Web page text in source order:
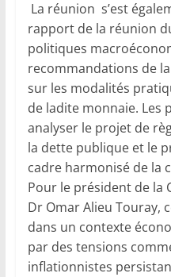
La réunion s’est
rapport de la réunion
politiques
recommandations de
sur les modalités
de ladite monnaie. Les
analyser le projet de
la dette publique et le
cadre harmonisé de la
Pour le président de la
Dr Omar Alieu Touray,
dans un contexte
par des tensions
inflationnistes